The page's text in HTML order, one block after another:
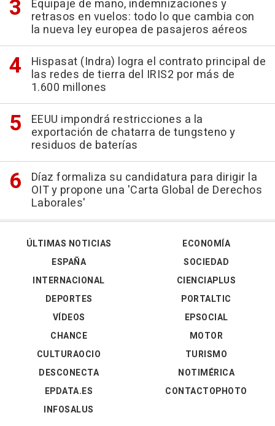
Equipaje de mano, indemnizaciones y
retrasos en vuelos: todo lo que cambia con
la nueva ley europea de pasajeros aéreos
Hispasat (Indra) logra el contrato principal de
las redes de tierra del IRIS2 por más de
1.600 millones
EEUU impondrá restricciones a la
exportación de chatarra de tungsteno y
residuos de baterías
Díaz formaliza su candidatura para dirigir la
OIT y propone una 'Carta Global de Derechos
Laborales'
ÚLTIMAS NOTICIAS
ESPAÑA
INTERNACIONAL
DEPORTES
VÍDEOS
ECONOMÍA
SOCIEDAD
CIENCIAPLUS
PORTALTIC
EPSOCIAL
CHANCE
CULTURAOCIO
DESCONECTA
EPDATA.ES
INFOSALUS
MOTOR
TURISMO
NOTIMÉRICA
CONTACTOPHOTO